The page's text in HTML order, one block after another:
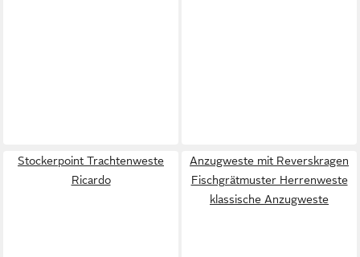
Stockerpoint Trachtenweste
Ricardo
Anzugweste mit Reverskragen
Fischgrätmuster Herrenweste
klassische Anzugweste